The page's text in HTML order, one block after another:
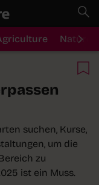
Nature
suchen, Kurse,
um die
zu
ist ein Muss.